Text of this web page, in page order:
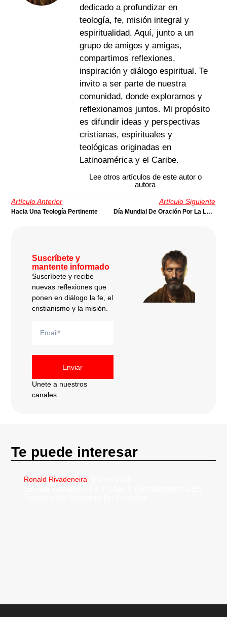
dedicado a profundizar en
teología, fe, misión integral y
espiritualidad. Aquí, junto a un
grupo de amigos y amigas,
compartimos reflexiones,
inspiración y diálogo espiritual. Te
invito a ser parte de nuestra
comunidad, donde exploramos y
reflexionamos juntos. Mi propósito
es difundir ideas y perspectivas
cristianas, espirituales y
teológicas originadas en
Latinoamérica y el Caribe.
Lee otros artículos de este autor o
autora
Artículo Anterior
Hacia Una Teología Pertinente
Artículo Siguiente
Día Mundial De Oración Por La Lucha Contra La Pobreza
Suscríbete y
mantente informado
Suscríbete y recibe
nuevas reflexiones que
ponen en diálogo la fe, el
cristianismo y la misión.
Enviar
Unete a nuestros
canales
Te puede interesar
Ronald Rivadeneira